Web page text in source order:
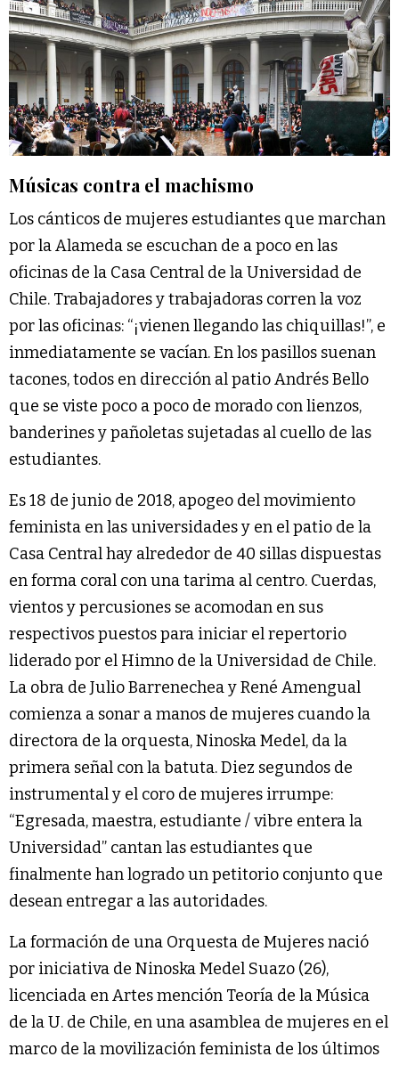
Músicas contra el machismo
Los cánticos de mujeres estudiantes que marchan
por la Alameda se escuchan de a poco en las
oficinas de la Casa Central de la Universidad de
Chile. Trabajadores y trabajadoras corren la voz
por las oficinas: “¡vienen llegando las chiquillas!”, e
inmediatamente se vacían. En los pasillos suenan
tacones, todos en dirección al patio Andrés Bello
que se viste poco a poco de morado con lienzos,
banderines y pañoletas sujetadas al cuello de las
estudiantes.
Es 18 de junio de 2018, apogeo del movimiento
feminista en las universidades y en el patio de la
Casa Central hay alrededor de 40 sillas dispuestas
en forma coral con una tarima al centro. Cuerdas,
vientos y percusiones se acomodan en sus
respectivos puestos para iniciar el repertorio
liderado por el Himno de la Universidad de Chile.
La obra de Julio Barrenechea y René Amengual
comienza a sonar a manos de mujeres cuando la
directora de la orquesta, Ninoska Medel, da la
primera señal con la batuta. Diez segundos de
instrumental y el coro de mujeres irrumpe:
“Egresada, maestra, estudiante / vibre entera la
Universidad” cantan las estudiantes que
finalmente han logrado un petitorio conjunto que
desean entregar a las autoridades.
La formación de una Orquesta de Mujeres nació
por iniciativa de Ninoska Medel Suazo (26),
licenciada en Artes mención Teoría de la Música
de la U. de Chile, en una asamblea de mujeres en el
marco de la movilización feminista de los últimos